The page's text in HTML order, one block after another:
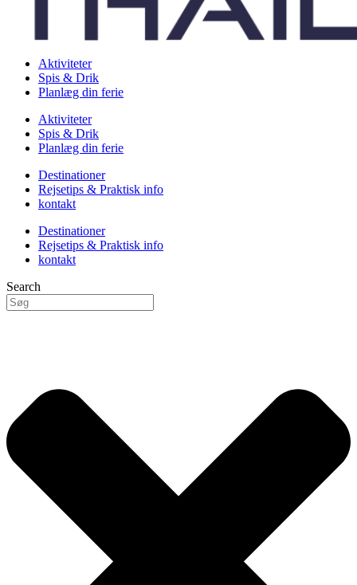
Aktiviteter
Spis & Drik
Planlæg din ferie
Aktiviteter
Spis & Drik
Planlæg din ferie
Destinationer
Rejsetips & Praktisk info
kontakt
Destinationer
Rejsetips & Praktisk info
kontakt
Search